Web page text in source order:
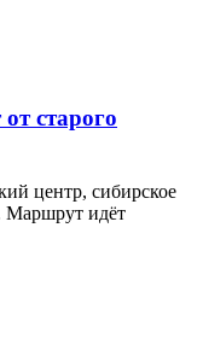
старого
центр, сибирское
Маршрут идёт